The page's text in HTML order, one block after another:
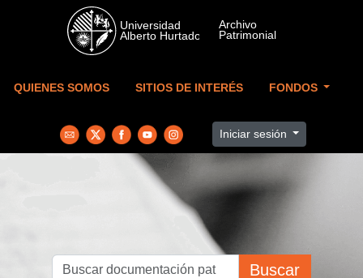
Skip to main content
QUIENES SOMOS SITIOS DE INTERÉS FONDOS
Iniciar sesión
Buscar